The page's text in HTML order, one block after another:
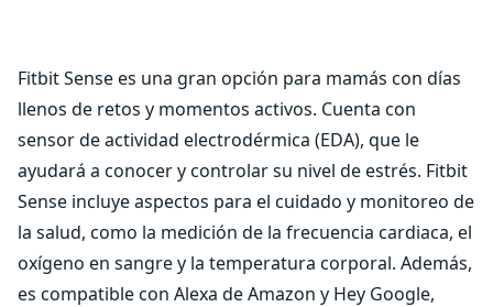
Fitbit Sense es una gran opción para mamás con días
llenos de retos y momentos activos. Cuenta con
sensor de actividad electrodérmica (EDA), que le
ayudará a conocer y controlar su nivel de estrés. Fitbit
Sense incluye aspectos para el cuidado y monitoreo de
la salud, como la medición de la frecuencia cardiaca, el
oxígeno en sangre y la temperatura corporal. Además,
es compatible con Alexa de Amazon y Hey Google,